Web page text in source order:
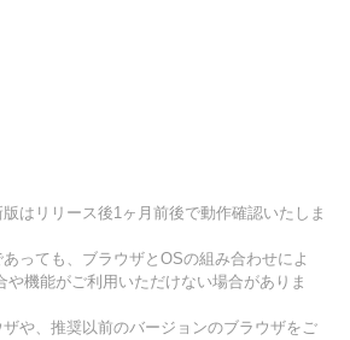
はリリース後1ヶ月前後で動作確認いたしま
っても、ブラウザとOSの組み合わせによ
や機能がご利用いただけない場合がありま
や、推奨以前のバージョンのブラウザをご